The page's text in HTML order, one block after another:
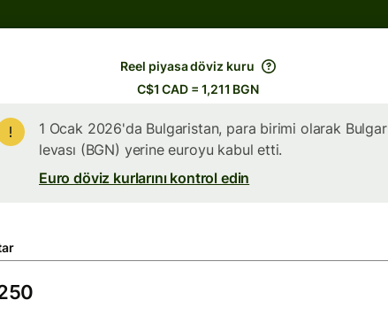
Reel piyasa döviz kuru
C$1 CAD = 1,211 BGN
1 Ocak 2026'da Bulgaristan, para birimi olarak Bulgar
levası (BGN) yerine euroyu kabul etti.
Euro döviz kurlarını kontrol edin